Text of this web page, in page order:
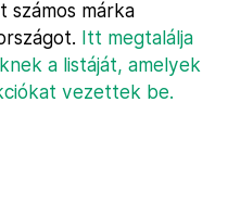
számos márka
Itt megtalálja
a listáját, amelyek
vezettek be.